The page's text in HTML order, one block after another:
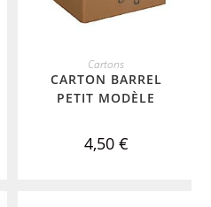
ADD TO CART
Cartons
CARTON BARREL
PETIT MODÈLE
4,50 €